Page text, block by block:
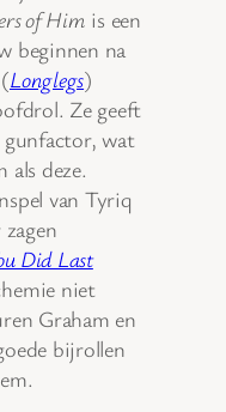
of Him is een
beginnen na
Longlegs)
Ze geeft
gunfactor, wat
deze.
van Tyriq
Did Last
niet
Graham en
bijrollen